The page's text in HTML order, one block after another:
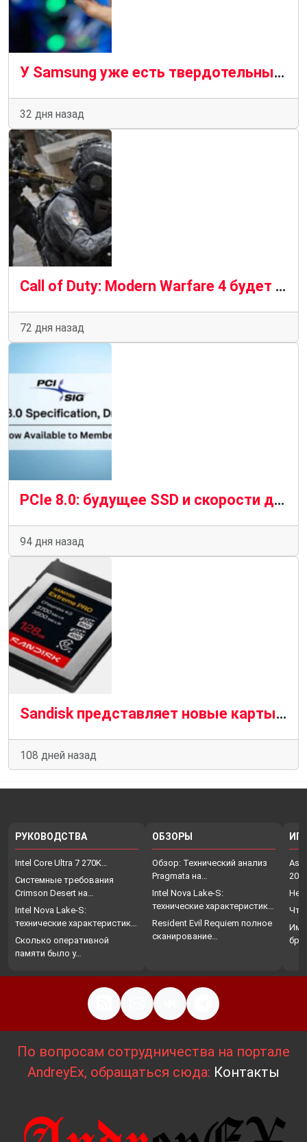
У Samsung уже есть твердотельный накопитель, способный развивать скорость 28 400 МБ / с
32 дня назад
Call of Duty: Modern Warfare 4 будет иметь NVIDIA DLSS 4.5 и трассировку лучей на ПК: возможные требования
72 дня назад
PCIe 8.0: будущее SSD и скорости до 120 000 МБ/с
94 дня назад
Sandisk представляет новые карты памяти Extreme PRO
108 дней назад
РУКОВОДСТВА
Intel Core Ultra 7 270K…
Системные требования
Crimson Desert на…
Intel Nova Lake-S:
технические характеристики,
…
Сколько оперативной
памяти было у…
ОБЗОРЫ
Обзор: Технический анализ
Pragmata на…
Intel Nova Lake-S:
технические характеристики,
…
Resident Evil Requiem полное
сканирование…
Что
По вопросам сотрудничества на портале
AndreyEx, обращаться сюда: Контакты